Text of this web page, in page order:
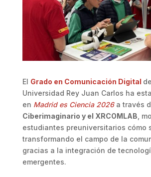
El Grado en Comunicación Digital
Universidad Rey Juan Carlos ha
en Madrid es Ciencia 2026 a través
Ciberimaginario y el XRCOMLAB ,
estudiantes preuniversitarios cómo
transformando el campo de la
gracias a la integración de
emergentes.